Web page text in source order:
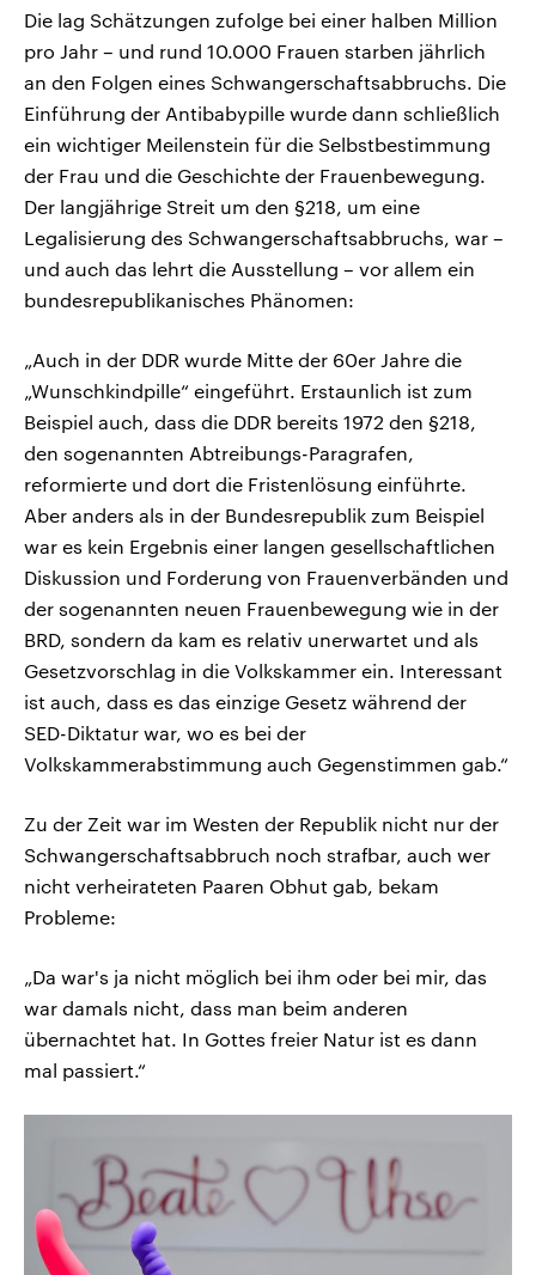
Die lag Schätzungen zufolge bei einer halben Million
pro Jahr – und rund 10.000 Frauen starben jährlich
an den Folgen eines Schwangerschaftsabbruchs. Die
Einführung der Antibabypille wurde dann schließlich
ein wichtiger Meilenstein für die Selbstbestimmung
der Frau und die Geschichte der Frauenbewegung.
Der langjährige Streit um den §218, um eine
Legalisierung des Schwangerschaftsabbruchs, war –
und auch das lehrt die Ausstellung – vor allem ein
bundesrepublikanisches Phänomen:
„Auch in der DDR wurde Mitte der 60er Jahre die
„Wunschkindpille“ eingeführt. Erstaunlich ist zum
Beispiel auch, dass die DDR bereits 1972 den §218,
den sogenannten Abtreibungs-Paragrafen,
reformierte und dort die Fristenlösung einführte.
Aber anders als in der Bundesrepublik zum Beispiel
war es kein Ergebnis einer langen gesellschaftlichen
Diskussion und Forderung von Frauenverbänden und
der sogenannten neuen Frauenbewegung wie in der
BRD, sondern da kam es relativ unerwartet und als
Gesetzvorschlag in die Volkskammer ein. Interessant
ist auch, dass es das einzige Gesetz während der
SED-Diktatur war, wo es bei der
Volkskammerabstimmung auch Gegenstimmen gab.“
Zu der Zeit war im Westen der Republik nicht nur der
Schwangerschaftsabbruch noch strafbar, auch wer
nicht verheirateten Paaren Obhut gab, bekam
Probleme:
„Da war's ja nicht möglich bei ihm oder bei mir, das
war damals nicht, dass man beim anderen
übernachtet hat. In Gottes freier Natur ist es dann
mal passiert.“